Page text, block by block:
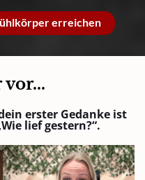
erreichen
erster Gedanke ist
lief gestern?“.